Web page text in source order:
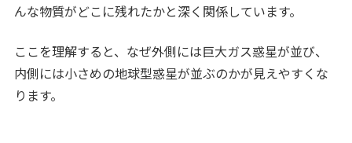
んな物質がどこに残れたかと深く関係しています。
ここを理解すると、なぜ外側には巨大ガス惑星が並び、
内側には小さめの地球型惑星が並ぶのかが見えやすくな
ります。